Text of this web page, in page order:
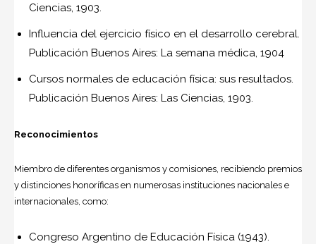
Ciencias, 1903.
Influencia del ejercicio físico en el desarrollo cerebral.
Publicación Buenos Aires: La semana médica, 1904
Cursos normales de educación física: sus resultados.
Publicación Buenos Aires: Las Ciencias, 1903.
Reconocimientos
Miembro de diferentes organismos y comisiones, recibiendo premios
y distinciones honoríficas en numerosas instituciones nacionales e
internacionales, como:
Congreso Argentino de Educación Física (1943).